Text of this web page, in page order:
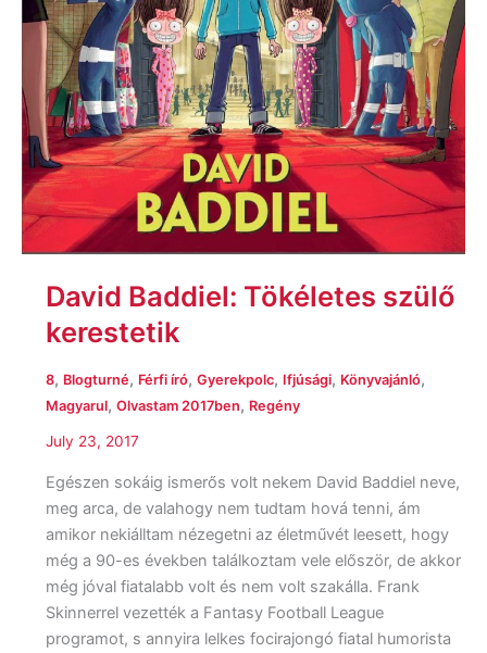
David Baddiel: Tökéletes szülő
kerestetik
8, Blogturné, Férfi író, Gyerekpolc, Ifjúsági, Könyvajánló,
Magyarul, Olvastam 2017ben, Regény
July 23, 2017
Egészen sokáig ismerős volt nekem David Baddiel neve,
meg arca, de valahogy nem tudtam hová tenni, ám
amikor nekiálltam nézegetni az életművét leesett, hogy
még a 90-es években találkoztam vele először, de akkor
még jóval fiatalabb volt és nem volt szakálla. Frank
Skinnerrel vezették a Fantasy Football League
programot, s annyira lelkes focirajongó fiatal humorista